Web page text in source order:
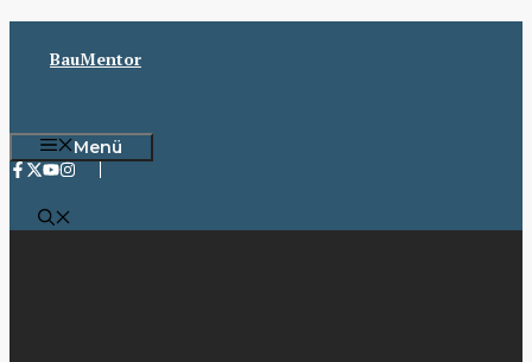
InhaltBauMentor
Menü